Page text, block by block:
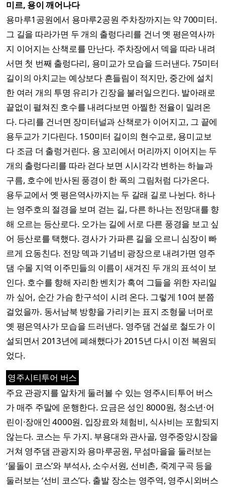
미르, 용이 깨어나다
용마루1공원에서 용마루2공원 주차장까지는 약 700미터.
그 길을 따라가면 두 개의 출렁다리를 건너 옛 평은역사까
지 이어지는 산책로를 만난다. 주차장에서 덱을 따라 내려
서면 첫 번째 출렁다리, 용미교가 모습을 드러낸다. 75미터
길이의 아치교는 예상보다 흔들림이 적지만, 중간에 설치
한 여러 개의 투명 유리가 긴장을 불러일으킨다. 발아래로
끝없이 펼쳐진 호수를 내려다보면 아찔한 전율이 밀려온
다. 다리를 건너면 장미터널과 산책로가 이어지고, 그 끝에
용두교가 기다린다. 150미터 길이의 현수교로, 용미교보
다 조금 더 출렁거린다. 용 꼬리에서 머리까지 이어지는 두
개의 출렁다리를 따라 걷다 보면 시시각각 변하는 하늘과
구름, 호수에 반사된 풍경이 한 폭의 그림처럼 다가온다.
용두교에서 옛 평은역사까지는 두 갈래 길로 나뉜다. 하나
는 영주호의 절경을 보며 걷는 길, 다른 하나는 전망대를 향
해 오르는 등산로다. 오가는 길에 서로 다른 풍경을 보고 싶
어 등산로를 택했다. 경사가 가파른 길을 오르니 심장이 빠
르게 요동친다. 전망 덱과 기념비 광장으로 내려가면 영주
댐 수몰 지역 이주민들의 이름이 새겨진 두 개의 표석이 보
인다. 호수를 향해 자리한 벤치가 혹여 그들을 위한 자리일
까 싶어, 순간 가슴 한구석이 시려 온다. 그렇게 10여 분쯤
걸었을까. 동서남북 방향을 가리키는 표지 조형물 너머로
옛 평은역사가 모습을 드러낸다. 영주댐 건설로 철도가 이
설되면서 2013년에 폐쇄했다가 2015년 다시 이전 복원되
었다.
영주시티투어 버스
주요 관광지를 알차게 둘러볼 수 있는 영주시티투어 버스
가 매주 주말에 운행한다. 요금은 성인 8000원, 청소년·어
린이·장애인 4000원. 입장료와 체험비, 식사비는 포함되지
않는다. 코스는 두 가지. 부용대와 관사골, 영주중앙시장을
거쳐 영주댐 관광지와 용마루공원, 무섬마을을 둘러보는
‘물돌이 코스’와 부석사, 소수서원, 선비촌, 죽계구곡 등을
둘러보는 ‘선비 코스’다. 출발 장소는 영주역, 영주시외버스